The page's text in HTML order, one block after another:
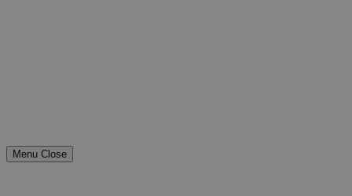
Menu Close